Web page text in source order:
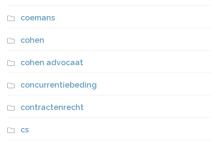
coemans
cohen
cohen advocaat
concurrentiebeding
contractenrecht
cs